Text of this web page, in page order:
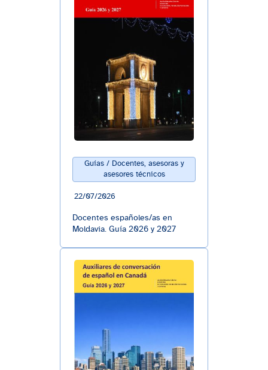
Guías / Docentes, asesoras y
asesores técnicos
22/07/2026
Docentes españoles/as en
Moldavia. Guía 2026 y 2027